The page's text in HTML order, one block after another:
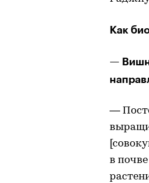
Как
—
—
в